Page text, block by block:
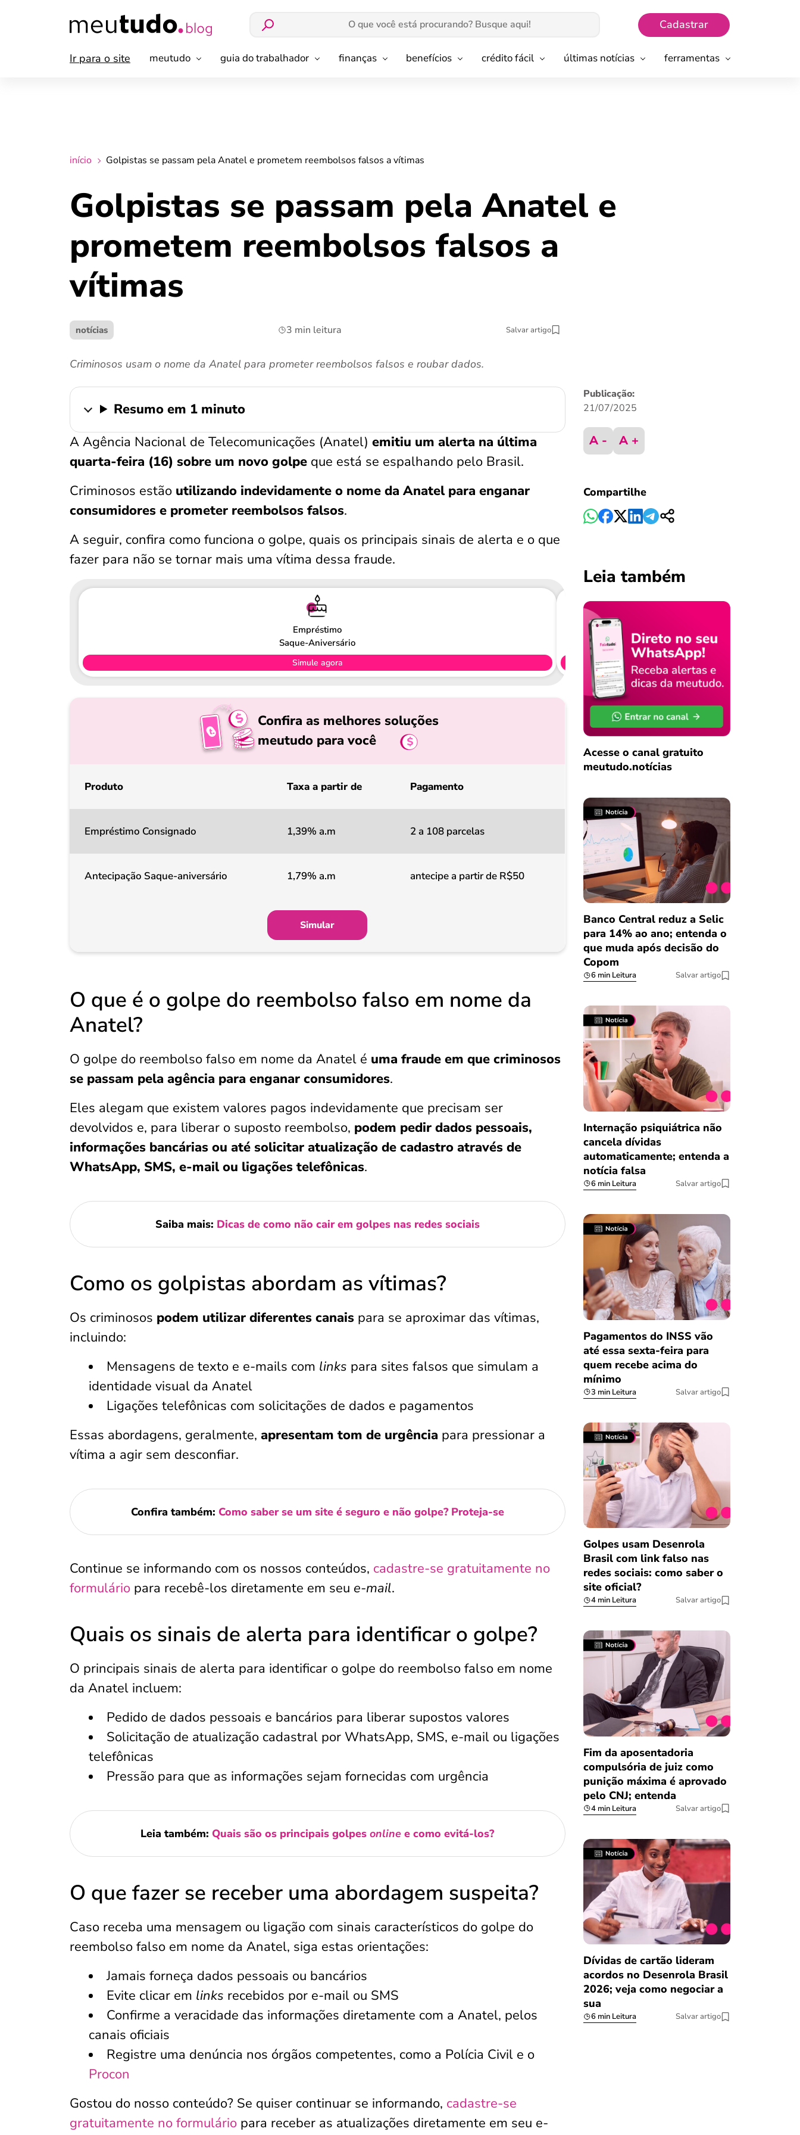
Cadastrar
Ir para o site meutudo guia do trabalhador finanças benefícios crédito fácil últimas notícias ferramentas
início Golpistas se passam pela Anatel e prometem reembolsos falsos a vítimas
Golpistas se passam pela Anatel e
prometem reembolsos falsos a
vítimas
notícias 3 min leitura Salvar artigo
Criminosos usam o nome da Anatel para prometer reembolsos falsos e roubar dados.
Resumo em 1 minuto
A Agência Nacional de Telecomunicações (Anatel) emitiu um alerta na última
quarta-feira (16) sobre um novo golpe que está se espalhando pelo Brasil.
Criminosos estão utilizando indevidamente o nome da Anatel para enganar
consumidores e prometer reembolsos falsos.
A seguir, confira como funciona o golpe, quais os principais sinais de alerta e o que
fazer para não se tornar mais uma vítima dessa fraude.
Empréstimo
Saque-Aniversário
Simule agora
Confira as melhores soluções
meutudo para você
Produto Taxa a partir de Pagamento
Empréstimo Consignado 1,39% a.m 2 a 108 parcelas
Antecipação Saque-aniversário 1,79% a.m antecipe a partir de R$50
Simular
O que é o golpe do reembolso falso em nome da
Anatel?
O golpe do reembolso falso em nome da Anatel é uma fraude em que criminosos
se passam pela agência para enganar consumidores.
Eles alegam que existem valores pagos indevidamente que precisam ser
devolvidos e, para liberar o suposto reembolso, podem pedir dados pessoais,
informações bancárias ou até solicitar atualização de cadastro através de
WhatsApp, SMS, e-mail ou ligações telefônicas.
Saiba mais: Dicas de como não cair em golpes nas redes sociais
Como os golpistas abordam as vítimas?
Os criminosos podem utilizar diferentes canais para se aproximar das vítimas,
incluindo:
Mensagens de texto e e-mails com links para sites falsos que simulam a
identidade visual da Anatel
Ligações telefônicas com solicitações de dados e pagamentos
Essas abordagens, geralmente, apresentam tom de urgência para pressionar a
vítima a agir sem desconfiar.
Confira também: Como saber se um site é seguro e não golpe? Proteja-se
Continue se informando com os nossos conteúdos, cadastre-se gratuitamente no
formulário para recebê-los diretamente em seu e-mail.
Quais os sinais de alerta para identificar o golpe?
O principais sinais de alerta para identificar o golpe do reembolso falso em nome
da Anatel incluem:
Pedido de dados pessoais e bancários para liberar supostos valores
Solicitação de atualização cadastral por WhatsApp, SMS, e-mail ou ligações
telefônicas
Pressão para que as informações sejam fornecidas com urgência
Leia também: Quais são os principais golpesonlinee como evitá-los?
O que fazer se receber uma abordagem suspeita?
Caso receba uma mensagem ou ligação com sinais característicos do golpe do
reembolso falso em nome da Anatel, siga estas orientações:
Jamais forneça dados pessoais ou bancários
Evite clicar em links recebidos por e-mail ou SMS
Confirme a veracidade das informações diretamente com a Anatel, pelos
canais oficiais
Registre uma denúncia nos órgãos competentes, como a Polícia Civil e o
Procon
Gostou do nosso conteúdo? Se quiser continuar se informando, cadastre-se
gratuitamente no formulário para receber as atualizações diretamente em seu e-
Publicação:
21/07/2025
A - A +
Compartilhe
Leia também
Acesse o canal gratuito
meutudo.notícias
Banco Central reduz a Selic
para 14% ao ano; entenda o
que muda após decisão do
Copom
6 min Leitura Salvar artigo
Internação psiquiátrica não
cancela dívidas
automaticamente; entenda a
notícia falsa
6 min Leitura Salvar artigo
Pagamentos do INSS vão
até essa sexta-feira para
quem recebe acima do
mínimo
3 min Leitura Salvar artigo
Golpes usam Desenrola
Brasil com link falso nas
redes sociais: como saber o
site oficial?
4 min Leitura Salvar artigo
Fim da aposentadoria
compulsória de juiz como
punição máxima é aprovado
pelo CNJ; entenda
4 min Leitura Salvar artigo
Dívidas de cartão lideram
acordos no Desenrola Brasil
2026; veja como negociar a
sua
6 min Leitura Salvar artigo